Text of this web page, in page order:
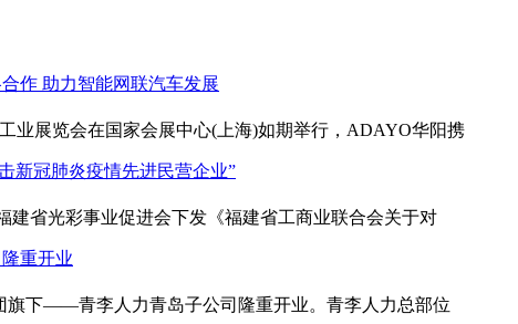
展览会在国家会展中心(上海)如期举行，ADAYO华阳携
省光彩事业促进会下发《福建省工商业联合会关于对
下——青李人力青岛子公司隆重开业。青李人力总部位